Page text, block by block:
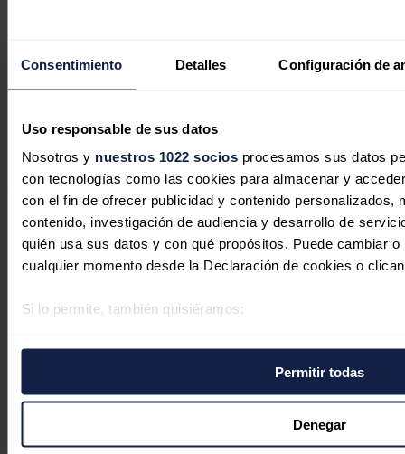
Consentimiento Detalles Configuración de
Uso responsable de sus datos
Nosotros y nuestros 1022 sociosprocesamos sus datos
con tecnologías como las cookies para almacenar y
con el fin de ofrecer publicidad y contenido personalizados,
contenido, investigación de audiencia y desarrollo de
quién usa sus datos y con qué propósitos. Puede cambiar
cualquier momento desde la Declaración de cookies o
Si lo permite, también quisiéramos:
Identificar su dispositivo analizándolo activamente
específicas (huellas digitales)
Obtenga más información sobre cómo se procesan sus
preferencias en lasección de datos. Puede cambiar o
Permitir todas
Denegar
La inteligencia artificial y el futuro
Josep Solé07/08/2026
3 comentarios
Existen estudios que hablen de cuanto tiempo y en que forma